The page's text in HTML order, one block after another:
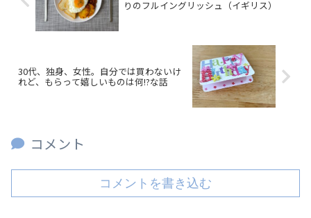
りのフルイングリッシュ（イギリス）
30代、独身、女性。自分では買わないけ
れど、もらって嬉しいものは何!?な話
コメント
コメントを書き込む